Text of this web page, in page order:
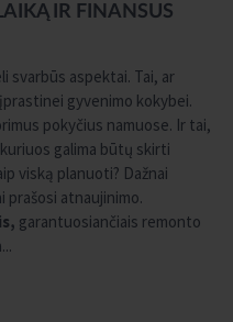
IR FINANSUS
svarbūs aspektai. Tai, ar
gyvenimo kokybei.
pokyčius namuose. Ir tai,
galima būtų skirti
viską planuoti? Dažnai
prašosi atnaujinimo.
garantuosiančiais remonto